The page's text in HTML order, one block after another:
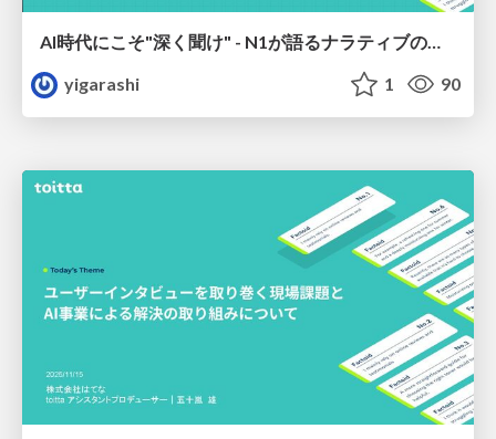
AI時代にこそ"深く聞け" - N1が語るナラティブの力が組織を動かし競争優位を創る
yigarashi
1 90